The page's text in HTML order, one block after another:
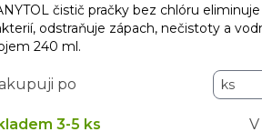
čistič pračky bez chlóru
odstraňuje zápach, nečistoty a
240 ml.
po
3-5 ks